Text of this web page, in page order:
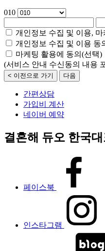
010
개인정보 수집 및 이용,
개인정보 수집 및 이용 동
마케팅 활용에 동의(선택)
(서비스 안내 수신동의 내용
< 이전으로 가기 다음
간편상담
가입비 계산
네이버 예약
결혼해 듀오 한국
페이스북
인스타그램